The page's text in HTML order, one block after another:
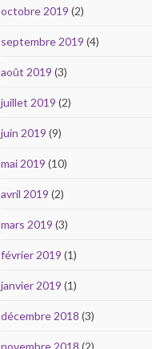
octobre 2019 (2)
septembre 2019 (4)
août 2019 (3)
juillet 2019 (2)
juin 2019 (9)
mai 2019 (10)
avril 2019 (2)
mars 2019 (3)
février 2019 (1)
janvier 2019 (1)
décembre 2018 (3)
novembre 2018 (2)